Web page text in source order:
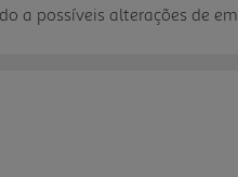
a possíveis alterações de